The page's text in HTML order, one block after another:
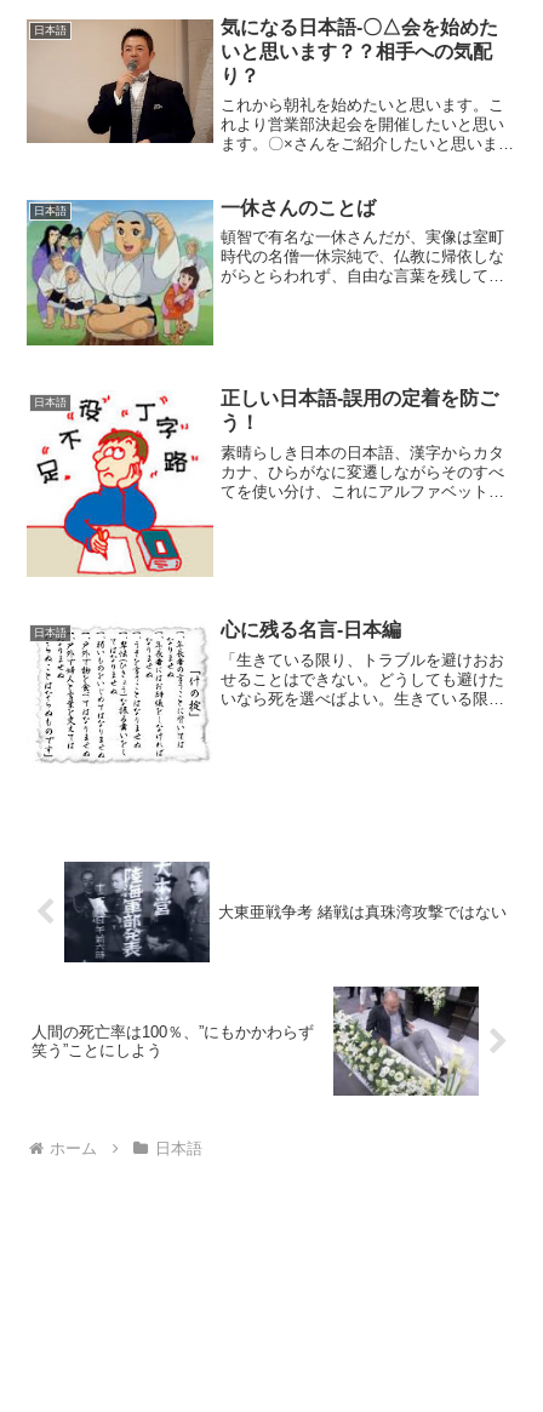
日本語
気になる日本語-〇△会を始めた
いと思います？？相手への気配
り？
これから朝礼を始めたいと思います。こ
れより営業部決起会を開催したいと思い
ます。〇×さんをご紹介したいと思いま
きない表現らしい。
日本語 一休さんのことば
頓智で有名な一休さんだが、実像は室町
時代の名僧一休宗純で、仏教に帰依しな
がらとらわれず、自由な言葉を残してい
日本語
正しい日本語-誤用の定着を防ご
う！
素晴らしき日本の日本語、漢字からカタ
カナ、ひらがなに変遷しながらそのすべ
てを使い分け、これにアルファベットま
日本語 心に残る名言-日本編
「生きている限り、トラブルを避けおお
せることはできない。どうしても避けた
いなら死を選べばよい。生きている限
大東亜戦争考 緒戦は真珠湾攻撃ではない
人間の死亡率は100％、”にもかかわらず
笑う”ことにしよう
ホーム 日本語